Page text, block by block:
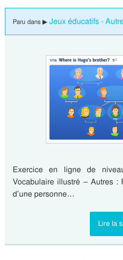
Paru dans ▶ Jeux éducatifs -
Exercice en ligne de
Vocabulaire illustré – Autres :
d’une personne…
Lire la